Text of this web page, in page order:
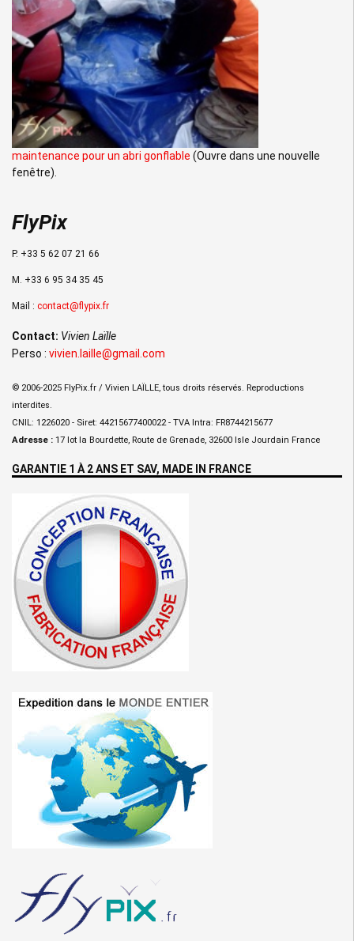
maintenance pour un abri gonflable (Ouvre dans une nouvelle
fenêtre).
FlyPix
P. +33 5 62 07 21 66
M. +33 6 95 34 35 45
Mail : contact@flypix.fr
Contact: Vivien Laïlle
Perso : vivien.laille@gmail.com
© 2006-2025 FlyPix.fr / Vivien LAÏLLE, tous droits réservés. Reproductions
interdites.
CNIL: 1226020 - Siret: 44215677400022 - TVA Intra: FR8744215677
Adresse : 17 lot la Bourdette, Route de Grenade, 32600 Isle Jourdain France
GARANTIE 1 À 2 ANS ET SAV, MADE IN FRANCE